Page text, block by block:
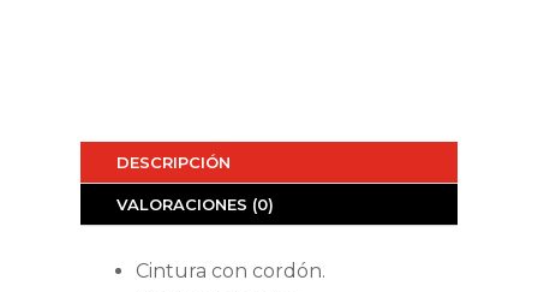
DESCRIPCIÓN
VALORACIONES (0)
Cintura con cordón.